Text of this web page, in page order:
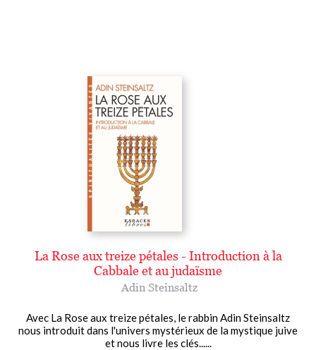
La Rose aux treize pétales - Introduction à la
Cabbale et au judaïsme
Adin Steinsaltz
Avec La Rose aux treize pétales, le rabbin Adin Steinsaltz
nous introduit dans l'univers mystérieux de la mystique juive
et nous livre les clés......